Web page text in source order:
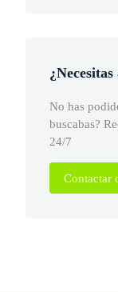
No has
buscabas?
24/7
Contactar